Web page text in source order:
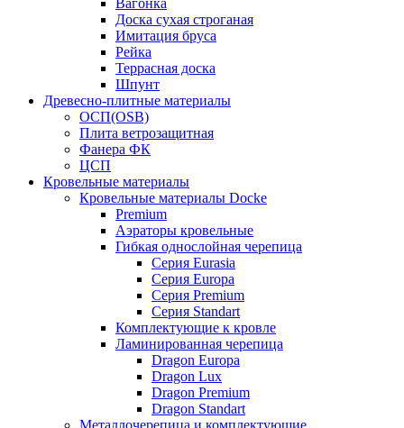
Вагонка
Доска сухая строганая
Имитация бруса
Рейка
Террасная доска
Шпунт
Древесно-плитные материалы
ОСП(OSB)
Плита ветрозащитная
Фанера ФК
ЦСП
Кровельные материалы
Кровельные материалы Docke
Premium
Аэраторы кровельные
Гибкая однослойная черепица
Серия Eurasia
Серия Europa
Серия Premium
Серия Standart
Комплектующие к кровле
Ламинированная черепица
Dragon Europa
Dragon Lux
Dragon Premium
Dragon Standart